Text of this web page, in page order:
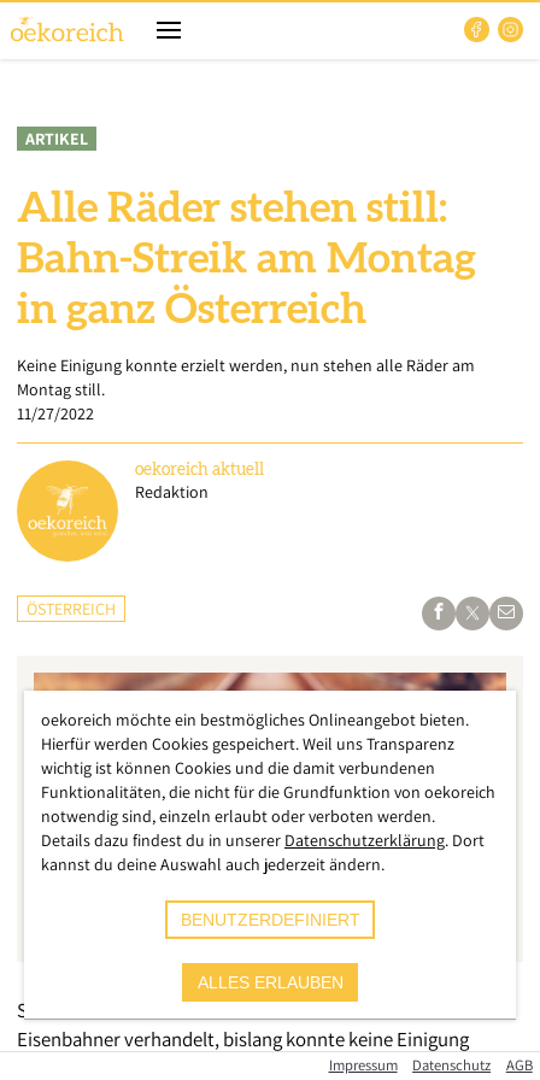
ARTIKEL
Alle Räder stehen still:
Bahn-Streik am Montag
in ganz Österreich
Keine Einigung konnte erzielt werden, nun stehen alle Räder am
Montag still.
11/27/2022
oekoreich aktuell
Redaktion
ÖSTERREICH
Seit Wochen wird um die Gehälter der rund 50.000
Eisenbahner verhandelt, bislang konnte keine Einigung
erreicht werden. Die Gewerkschaft macht daher ernst und
Impressum Datenschutz AGB
oekoreich möchte ein bestmögliches Onlineangebot bieten.
Hierfür werden Cookies gespeichert. Weil uns Transparenz
wichtig ist können Cookies und die damit verbundenen
Funktionalitäten, die nicht für die Grundfunktion von oekoreich
notwendig sind, einzeln erlaubt oder verboten werden.
Details dazu findest du in unserer Datenschutzerklärung. Dort
kannst du deine Auswahl auch jederzeit ändern.
BENUTZERDEFINIERT
ALLES ERLAUBEN